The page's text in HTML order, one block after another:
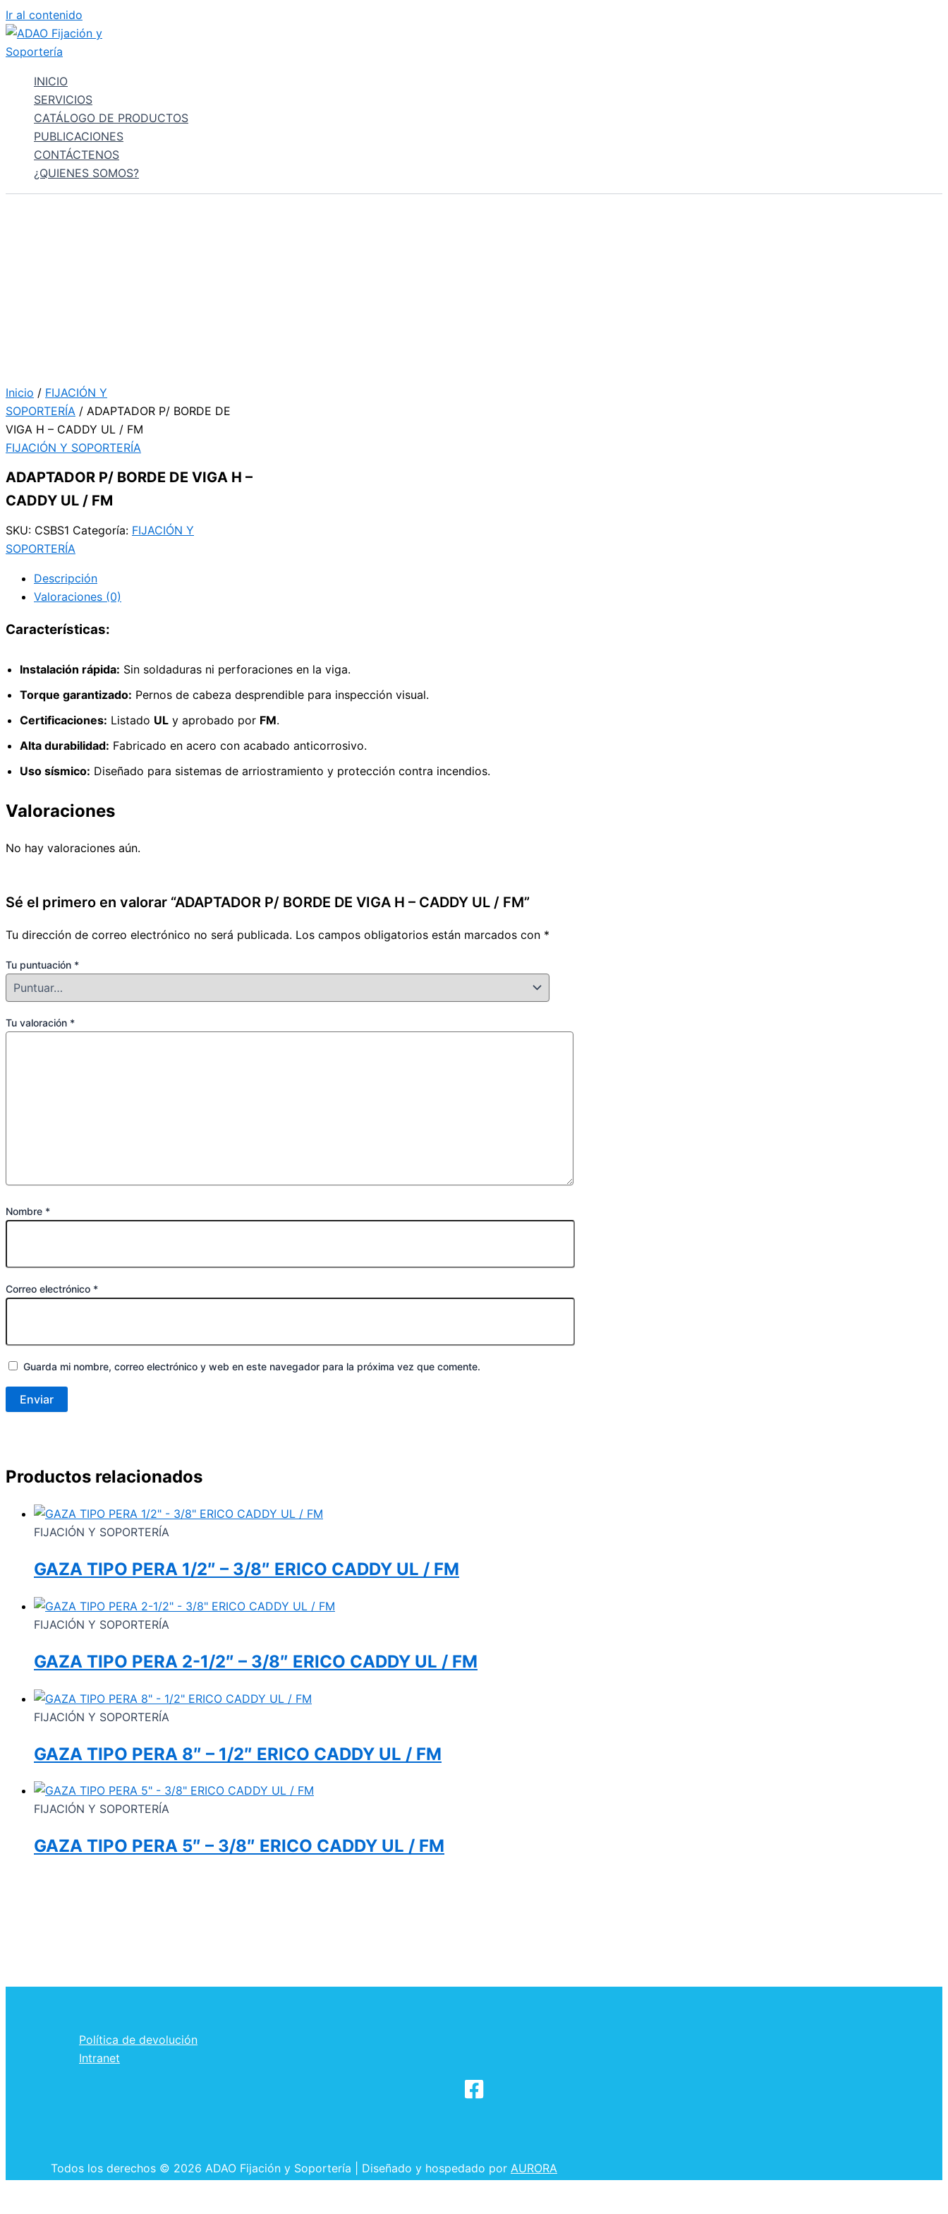
Ir al contenido
INICIO
SERVICIOS
CATÁLOGO DE PRODUCTOS
PUBLICACIONES
CONTÁCTENOS
¿QUIENES SOMOS?
Inicio / FIJACIÓN Y
SOPORTERÍA / ADAPTADOR P/ BORDE DE
VIGA H – CADDY UL / FM
FIJACIÓN Y SOPORTERÍA
ADAPTADOR P/ BORDE DE VIGA H –
CADDY UL / FM
SKU: CSBS1 Categoría: FIJACIÓN Y
SOPORTERÍA
Descripción
Valoraciones (0)
Características:
Instalación rápida: Sin soldaduras ni perforaciones en la viga.
Torque garantizado: Pernos de cabeza desprendible para inspección visual.
Certificaciones: Listado UL y aprobado por FM.
Alta durabilidad: Fabricado en acero con acabado anticorrosivo.
Uso sísmico: Diseñado para sistemas de arriostramiento y protección contra incendios.
Valoraciones
No hay valoraciones aún.
Sé el primero en valorar “ADAPTADOR P/ BORDE DE VIGA H – CADDY UL / FM”
Tu dirección de correo electrónico no será publicada. Los campos obligatorios están marcados con *
Tu puntuación *
Tu valoración *
Nombre *
Correo electrónico *
Guarda mi nombre, correo electrónico y web en este navegador para la próxima vez que comente.
Productos relacionados
FIJACIÓN Y SOPORTERÍA
GAZA TIPO PERA 1/2″ – 3/8″ ERICO CADDY UL / FM
FIJACIÓN Y SOPORTERÍA
GAZA TIPO PERA 2-1/2″ – 3/8″ ERICO CADDY UL / FM
FIJACIÓN Y SOPORTERÍA
GAZA TIPO PERA 8″ – 1/2″ ERICO CADDY UL / FM
FIJACIÓN Y SOPORTERÍA
GAZA TIPO PERA 5″ – 3/8″ ERICO CADDY UL / FM
Política de devolución
Intranet
Todos los derechos © 2026 ADAO Fijación y Soportería | Diseñado y hospedado por AURORA